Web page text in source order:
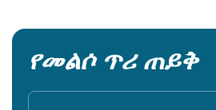
የመልሶ ጥሪ ጠይቅ